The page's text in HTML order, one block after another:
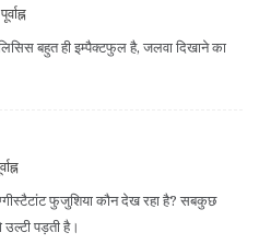
बहुत ही इम्पैक्टफुल है, जलवा दिखाने का
फुजुशिया कौन देख रहा है? सबकुछ
पड़ती है।